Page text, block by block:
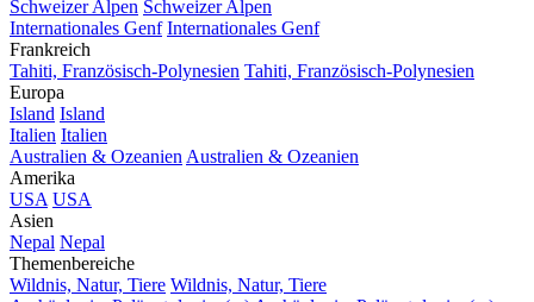
Schweizer Alpen Schweizer Alpen
Internationales Genf Internationales Genf
Frankreich
Tahiti, Französisch-Polynesien Tahiti, Französisch-Polynesien
Europa
Island Island
Italien Italien
Australien & Ozeanien Australien & Ozeanien
Amerika
USA USA
Asien
Nepal Nepal
Themenbereiche
Wildnis, Natur, Tiere Wildnis, Natur, Tiere